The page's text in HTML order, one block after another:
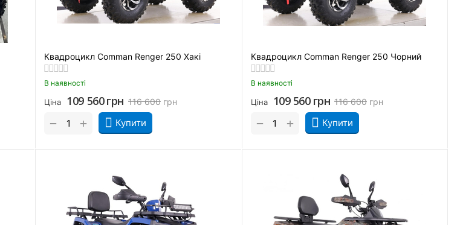
Квадроцикл Comman Renger 250 Хакі
В наявності
116 600 грн
Ціна 109 560 грн
Купити
+
−
Квадроцикл Comman Renger 250 Чорний
В наявності
116 600 грн
Ціна 109 560 грн
Купити
+
−